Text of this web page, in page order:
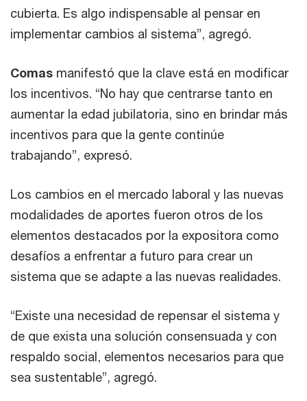
cubierta. Es algo indispensable al pensar en
implementar cambios al sistema”, agregó.
Comas manifestó que la clave está en modificar
los incentivos. “No hay que centrarse tanto en
aumentar la edad jubilatoria, sino en brindar más
incentivos para que la gente continúe
trabajando”, expresó.
Los cambios en el mercado laboral y las nuevas
modalidades de aportes fueron otros de los
elementos destacados por la expositora como
desafíos a enfrentar a futuro para crear un
sistema que se adapte a las nuevas realidades.
“Existe una necesidad de repensar el sistema y
de que exista una solución consensuada y con
respaldo social, elementos necesarios para que
sea sustentable”, agregó.